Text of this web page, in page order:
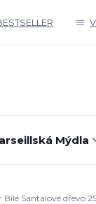
Mýdla
Santalové dřevo